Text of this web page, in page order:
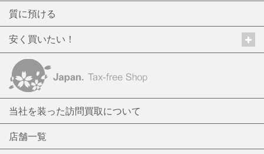
質に預ける
安く買いたい！
当社を装った訪問買取について
店舗一覧